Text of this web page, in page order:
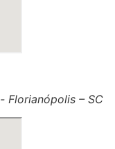
Florianópolis – SC